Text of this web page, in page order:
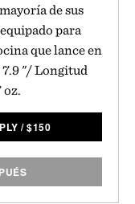
de sus
para
que lance en
"/ Longitud
oz.
/$150